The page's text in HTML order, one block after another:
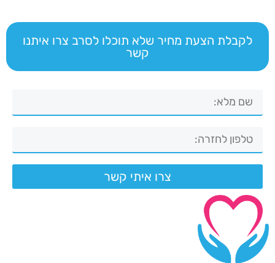
לקבלת הצעת מחיר שלא תוכלו לסרב צרו איתנו
קשר
צרו איתי קשר